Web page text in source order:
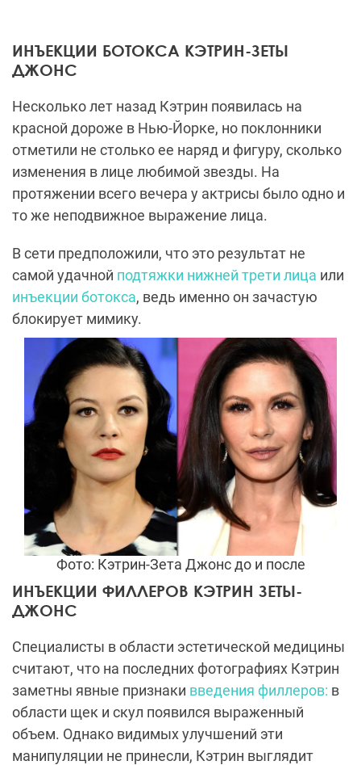
ИНЪЕКЦИИ БОТОКСА КЭТРИН-ЗЕТЫ
ДЖОНС
Несколько лет назад Кэтрин появилась на
красной дороже в Нью-Йорке, но поклонники
отметили не столько ее наряд и фигуру, сколько
изменения в лице любимой звезды. На
протяжении всего вечера у актрисы было одно и
то же неподвижное выражение лица.
В сети предположили, что это результат не
самой удачной подтяжки нижней трети лица или
инъекции ботокса, ведь именно он зачастую
блокирует мимику.
Фото: Кэтрин-Зета Джонс до и после
ИНЪЕКЦИИ ФИЛЛЕРОВ КЭТРИН ЗЕТЫ-
ДЖОНС
Специалисты в области эстетической медицины
считают, что на последних фотографиях Кэтрин
заметны явные признаки введения филлеров: в
области щек и скул появился выраженный
объем. Однако видимых улучшений эти
манипуляции не принесли, Кэтрин выглядит